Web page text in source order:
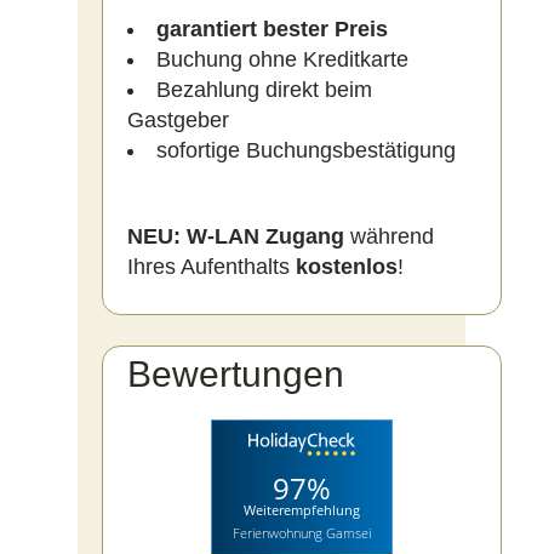
garantiert bester Preis
Buchung ohne Kreditkarte
Bezahlung direkt beim
Gastgeber
sofortige Buchungsbestätigung
NEU: W-LAN Zugang während
Ihres Aufenthalts kostenlos!
Bewertungen
97%
Weiterempfehlung
Ferienwohnung Gamsei